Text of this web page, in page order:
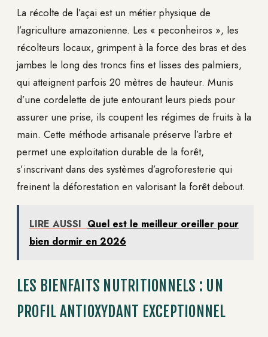
La récolte de l’açai est un métier physique de
l’agriculture amazonienne. Les « peconheiros », les
récolteurs locaux, grimpent à la force des bras et des
jambes le long des troncs fins et lisses des palmiers,
qui atteignent parfois 20 mètres de hauteur. Munis
d’une cordelette de jute entourant leurs pieds pour
assurer une prise, ils coupent les régimes de fruits à la
main. Cette méthode artisanale préserve l’arbre et
permet une exploitation durable de la forêt,
s’inscrivant dans des systèmes d’agroforesterie qui
freinent la déforestation en valorisant la forêt debout.
LIRE AUSSI Quel est le meilleur oreiller pour
bien dormir en 2026
LES BIENFAITS NUTRITIONNELS : UN
PROFIL ANTIOXYDANT EXCEPTIONNEL